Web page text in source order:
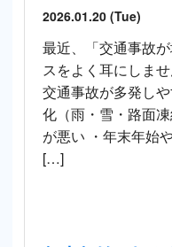
2026.01.20 (Tue)
最近、「交通事故
スをよく耳にしま
交通事故が多発し
化（雨・雪・路面
が悪い ・年末年始
[…]